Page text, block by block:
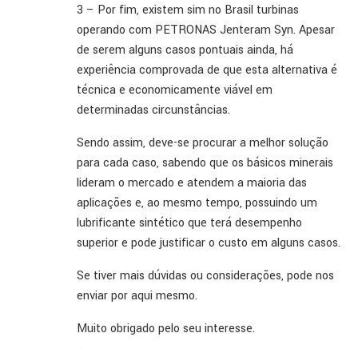
3 – Por fim, existem sim no Brasil turbinas
operando com PETRONAS Jenteram Syn. Apesar
de serem alguns casos pontuais ainda, há
experiência comprovada de que esta alternativa é
técnica e economicamente viável em
determinadas circunstâncias.
Sendo assim, deve-se procurar a melhor solução
para cada caso, sabendo que os básicos minerais
lideram o mercado e atendem a maioria das
aplicações e, ao mesmo tempo, possuindo um
lubrificante sintético que terá desempenho
superior e pode justificar o custo em alguns casos.
Se tiver mais dúvidas ou considerações, pode nos
enviar por aqui mesmo.
Muito obrigado pelo seu interesse.